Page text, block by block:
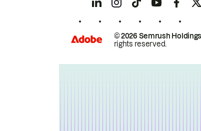
© 2026 Semrush
rights reserved.